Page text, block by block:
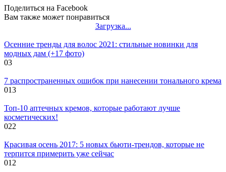
Поделиться на Facebook
Вам также может понравиться
Загрузка...
Осенние тренды для волос 2021: стильные новинки для
модных дам (+17 фото)
03
7 распространенных ошибок при нанесении тонального крема
013
Топ-10 аптечных кремов, которые работают лучше
косметических!
022
Красивая осень 2017: 5 новых бьюти-трендов, которые не
терпится примерить уже сейчас
012